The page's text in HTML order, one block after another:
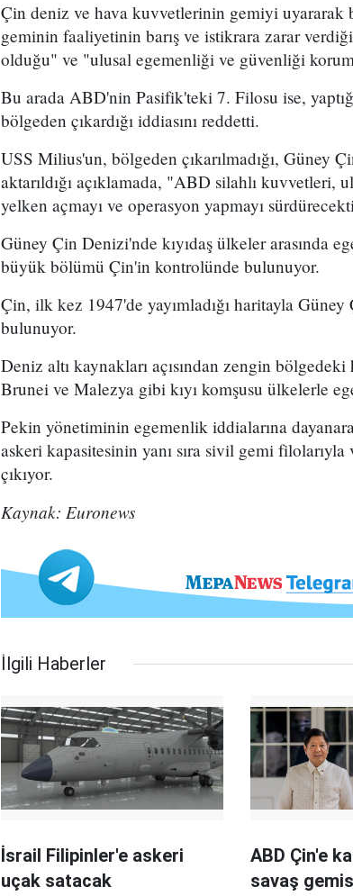
Çin deniz ve hava kuvvetlerinin gemiyi uyararak
geminin faaliyetinin barış ve istikrara zarar
olduğu" ve "ulusal egemenliği ve güvenliği
Bu arada ABD'nin Pasifik'teki 7. Filosu ise,
bölgeden çıkardığı iddiasını reddetti.
USS Milius'un, bölgeden çıkarılmadığı, Güney
aktarıldığı açıklamada, "ABD silahlı kuvvetleri,
yelken açmayı ve operasyon yapmayı
Güney Çin Denizi'nde kıyıdaş ülkeler arasında
büyük bölümü Çin'in kontrolünde bulunuyor.
Çin, ilk kez 1947'de yayımladığı haritayla
bulunuyor.
Deniz altı kaynakları açısından zengin
Brunei ve Malezya gibi kıyı komşusu ülkelerle
Pekin yönetiminin egemenlik iddialarına
askeri kapasitesinin yanı sıra sivil gemi
çıkıyor.
Kaynak: Euronews
İlgili Haberler
İsrail Filipinler'e askeri
uçak satacak
ABD Çin'e
savaş